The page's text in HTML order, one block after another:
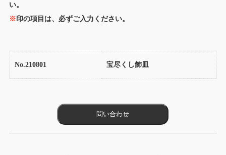
い。
※印の項目は、必ずご入力ください。
No.210801 宝尽くし飾皿